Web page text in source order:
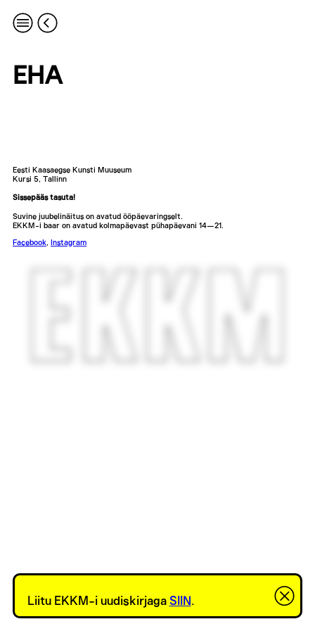
EHA
Eesti Kaasaegse Kunsti Muuseum
Kursi 5, Tallinn
Sissepääs tasuta!
Suvine juubelinäitus on avatud ööpäevaringselt.
EKKM-i baar on avatud kolmapäevast pühapäevani 14—21.
Facebook, Instagram
Liitu EKKM-i uudiskirjaga SIIN .